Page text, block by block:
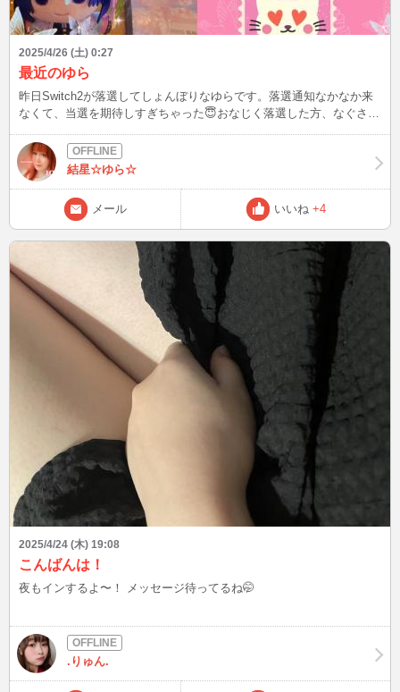
2025/4/26 (土) 0:27
最近のゆら
昨日Switch2が落選してしょんぼりなゆらです。落選通知なかなか来
なくて、当選を期待しすぎちゃった😇おなじく落選した方、なぐさめ
ぱい自慢しちゃって、そのラッキーをゆらに分けてね(*ˊᵕˋ)ˊᵕˋ*)♡ この
前ね、箱根のスイーツコレクション行ってきて、春の蝶モチーフがき
れいなスイーツ食べてきたの🦋🍨🍓🍰蝶が羽を休める姿と自分を重ね
てゆっくりご褒美スイーツを食べて、また新しい季節に向けてモチベ
ーションをアップさせてね～ってコンセプトがとってもすてきで、美
味しい幸せだった～o(⁎˃ᴗ˂⁎)o⁺ 疲れたとき、ちょっとホッとしたい
時、休める場って大事だよね✨あなたもゆらのところで羽を休めてね
🦋 ゆらも疲れたらあなたのお膝ですやすやしたり、優しくぎゅーっ
て抱っこされたいな🐱膝枕、実は、するよりされるの好き派な甘えん
坊ゆらです(>᎑<`๑)♡ごろにゃん💗 今年夏、映画公開だから、鬼滅が
最近熱くて、今回は蝶モチーフのスイーツと合わせてしのぶさんも連
れてきて一緒に🎀🦋 鬼滅好きな方いたらお話ししたい～❣️ 待ってて
くれてる方ごめんなさい(ᐡ •̥ ̫ •̥ ᐡ) 体調とかスケジュール的になかなか
インできなくても、ブログで楽しそうだったりメッセージを読むと幸
せな気持ちになれたり癒されるって言ってもらえて嬉しい💗いつもあ
結星☆ゆら☆
メール いいね +4
2025/4/24 (木) 19:08
こんばんは！
夜もインするよ〜！ メッセージ待ってるね🤭
.りゅん.